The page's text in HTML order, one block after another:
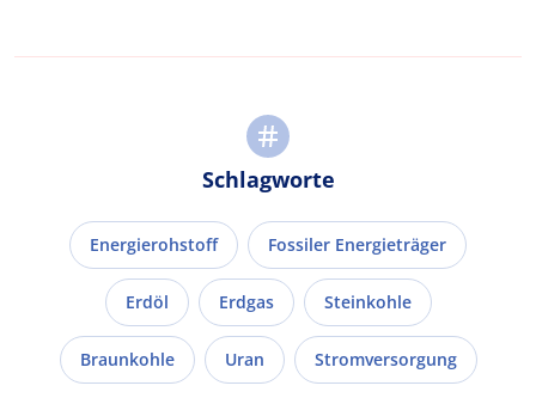
Schlagworte
Energierohstoff Fossiler Energieträger
Erdöl Erdgas Steinkohle
Braunkohle Uran Stromversorgung